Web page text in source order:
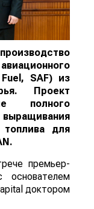
SAF) из
Проект
полного
выращивания
для
.
премьер-
основателем
доктором